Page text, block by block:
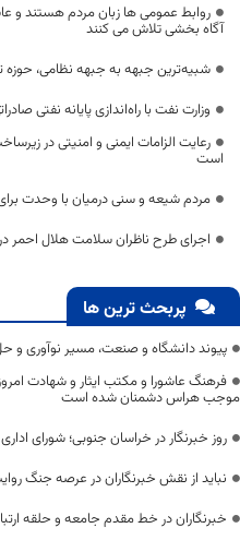
روابط عمومی ها زبان مردم هستند و
آگاه بخشی تلاش می کنند
شبیه‌ترین جبهه به جبهه نظامی،
وزارت نفت با راه‌اندازی پایانه نفتی
رعایت الزامات ایمنی و امنیتی در
است
مردم شیعه و سنی درمیان با وحدت
اجرای طرح ناظران سلامت هلال احمر
پربحث ترین ها
پیوند دانشگاه و صنعت، مسیر نوآوری
فرهنگ عاشورا و مکتب ایثار و شهادت
موجب هراس دشمنان شده است
روز خبرنگار در خراسان جنوبی؛ شورای
نباید از نقش خبرنگاران در عرصه جنگ
خبرنگاران در خط مقدم جامعه و حلقه